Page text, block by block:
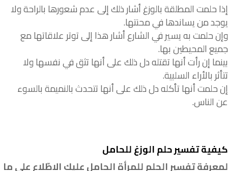
إذاحلمتالمطلقةبالوزغأشارذلكإلىعدمشعورها بالراحةولا
يوجدمنيساندهافيمحنتها.
وإنحلمتبهيسيرفيالشارعأشارهذاإلىتوترعلاقاتهامع
جميعالمحيطينبها.
بينما إنرأتأنهاتقتلهدلذلكعلىأنهاتثقفينفسهاولا
تتأثربالأراء السلبية.
إنحلمتأنهاتأكلهدلذلكعلىأنهاتتحدثبالنميمةبالسوء
عنالناس.
كيفية تفسير حلم الوزغ للحامل
لمعرفة تفسير الحلم للمرأة الحامل عليك الاطّلاع على ما